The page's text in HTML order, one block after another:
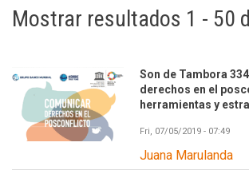
Mostrar resultados 1 - 50
Son de Tambora
derechos en el
herramientas y
Fri, 07/05/2019 - 07:49
Juana Marulanda